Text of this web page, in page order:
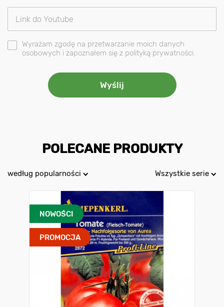
Wyrażam zgodę na przetwarzanie moich danych
osobowych i zapoznałem się z polityką prywatności.
POLECANE PRODUKTY
według popularności Wszystkie serie
NOWOŚCI
PROMOCJA